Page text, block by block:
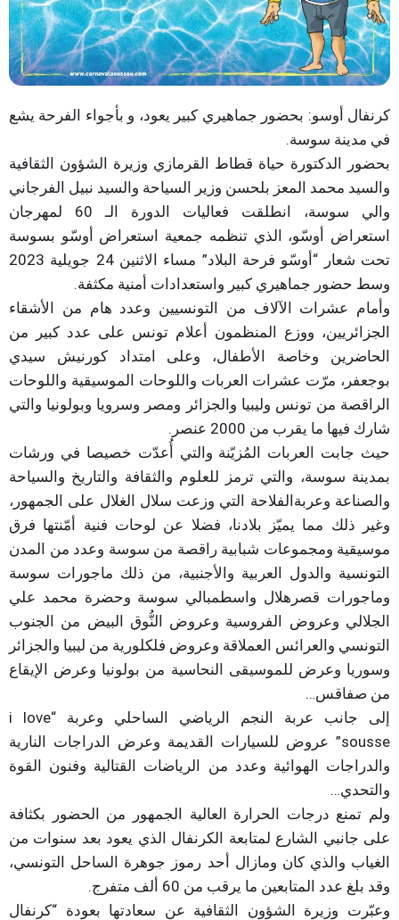
كرنفال أوسو: بحضور جماهيري كبير يعود، و بأجواء الفرحة يشع
في مدينة سوسة.
بحضور الدكتورة حياة قطاط القرمازي وزيرة الشؤون الثقافية
والسيد محمد المعز بلحسن وزير السياحة والسيد نبيل الفرجاني
والي سوسة، انطلقت فعاليات الدورة الـ 60 لمهرجان
استعراض أوسّو، الذي تنظمه جمعية استعراض أوسّو بسوسة
تحت شعار “أوسّو فرحة البلاد” مساء الاثنين 24 جويلية 2023
وسط حضور جماهيري كبير واستعدادات أمنية مكثفة.
وأمام عشرات الآلاف من التونسيين وعدد هام من الأشقاء
الجزائريين، ووزع المنظمون أعلام تونس على عدد كبير من
الحاضرين وخاصة الأطفال، وعلى امتداد كورنيش سيدي
بوجعفر، مرّت عشرات العربات واللوحات الموسيقية واللوحات
الراقصة من تونس وليبيا والجزائر ومصر وسرويا وبولونيا والتي
شارك فيها ما يقرب من 2000 عنصر.
حيث جابت العربات المُزيّنة والتي أُعدّت خصيصا في ورشات
بمدينة سوسة، والتي ترمز للعلوم والثقافة والتاريخ والسياحة
والصناعة وعربةالفلاحة التي وزعت سلال الغلال على الجمهور،
وغير ذلك مما يميّز بلادنا، فضلا عن لوحات فنية أمّنتها فرق
موسيقية ومجموعات شبابية راقصة من سوسة وعدد من المدن
التونسية والدول العربية والأجنبية، من ذلك ماجورات سوسة
وماجورات قصرهلال واسطمبالي سوسة وحضرة محمد علي
الجلالي وعروض الفروسية وعروض النُّوق البيض من الجنوب
التونسي والعرائس العملاقة وعروض فلكلورية من ليبيا والجزائر
وسوريا وعرض للموسيقى النحاسية من بولونيا وعرض الإيقاع
من صفاقس…
إلى جانب عربة النجم الرياضي الساحلي وعربة “i love
sousse” عروض للسيارات القديمة وعرض الدراجات النارية
والدراجات الهوائية وعدد من الرياضات القتالية وفنون القوة
والتحدي…
ولم تمنع درجات الحرارة العالية الجمهور من الحضور بكثافة
على جانبي الشارع لمتابعة الكرنفال الذي يعود بعد سنوات من
الغياب والذي كان ومازال أحد رموز جوهرة الساحل التونسي،
وقد بلغ عدد المتابعين ما يرقب من 60 ألف متفرج.
وعبّرت وزيرة الشؤون الثقافية عن سعادتها بعودة “كرنفال